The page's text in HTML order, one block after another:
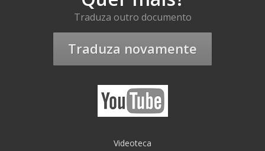
Traduza outro documento
Traduza novamente
Videoteca